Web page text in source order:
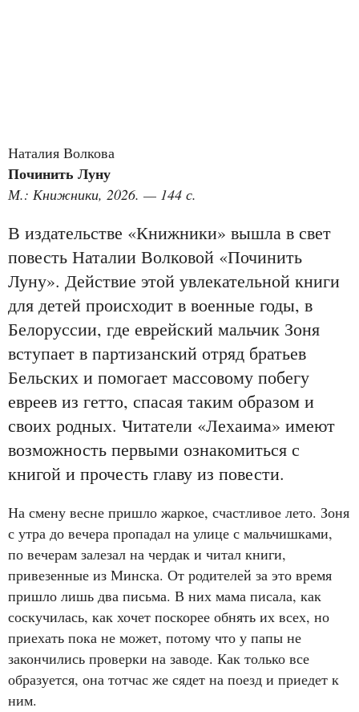
Наталия Волкова
Починить Луну
М.: Книжники, 2026. — 144 с.
В издательстве «Книжники» вышла в свет
повесть Наталии Волковой «Починить
Луну». Действие этой увлекательной книги
для детей происходит в военные годы, в
Белоруссии, где еврейский мальчик Зоня
вступает в партизанский отряд братьев
Бельских и помогает массовому побегу
евреев из гетто, спасая таким образом и
своих родных. Читатели «Лехаима» имеют
возможность первыми ознакомиться с
книгой и прочесть главу из повести.
На смену весне пришло жаркое, счастливое лето. Зоня
с утра до вечера пропадал на улице с мальчишками,
по вечерам залезал на чердак и читал книги,
привезенные из Минска. От родителей за это время
пришло лишь два письма. В них мама писала, как
соскучилась, как хочет поскорее обнять их всех, но
приехать пока не может, потому что у папы не
закончились проверки на заводе. Как только все
образуется, она тотчас же сядет на поезд и приедет к
ним.